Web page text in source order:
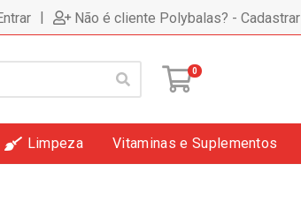
| Não é cliente Polybalas? - Cadastrar
0
Limpeza Vitaminas e Suplementos